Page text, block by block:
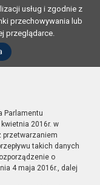
usług i zgodnie z
przechowywania lub
przeglądarce.
Parlamentu
2016r. w
przetwarzaniem
takich danych
o
4 maja 2016r., dalej